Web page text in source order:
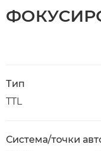
Тип
TTL
Система/точки